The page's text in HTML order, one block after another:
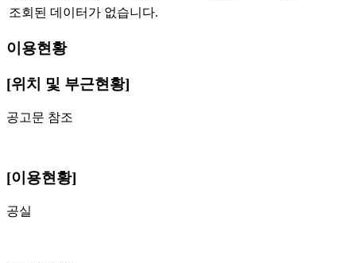
조회된 데이터가 없습니다.
이용현황
[위치 및 부근현황]
공고문 참조
[이용현황]
공실